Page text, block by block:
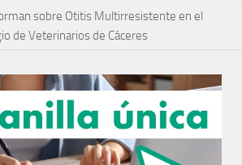
sobre Otitis Multirresistente en el
de Veterinarios de Cáceres